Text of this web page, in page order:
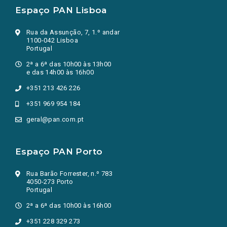
Espaço PAN Lisboa
Rua da Assunção, 7, 1.º andar
1100-042 Lisboa
Portugal
2ª a 6ª das 10h00 às 13h00
e das 14h00 às 16h00
+351 213 426 226
+351 969 954 184
geral@pan.com.pt
Espaço PAN Porto
Rua Barão Forrester, n.º 783
4050-273 Porto
Portugal
2ª a 6ª das 10h00 às 16h00
+351 228 329 273